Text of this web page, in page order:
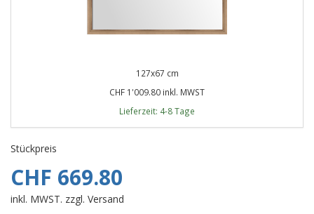
127x67 cm
CHF 1'009.80 inkl. MWST
Lieferzeit: 4-8 Tage
Stückpreis
CHF 669.80
inkl. MWST. zzgl. Versand